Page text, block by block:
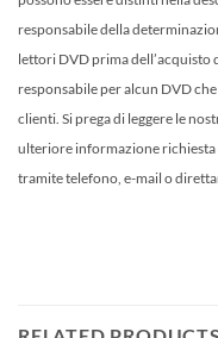
responsabile della
lettori DVD prima
responsabile per alcun DVD
clienti. Si prega di leggere le
ulteriore informazione
tramite telefono, e-mail o